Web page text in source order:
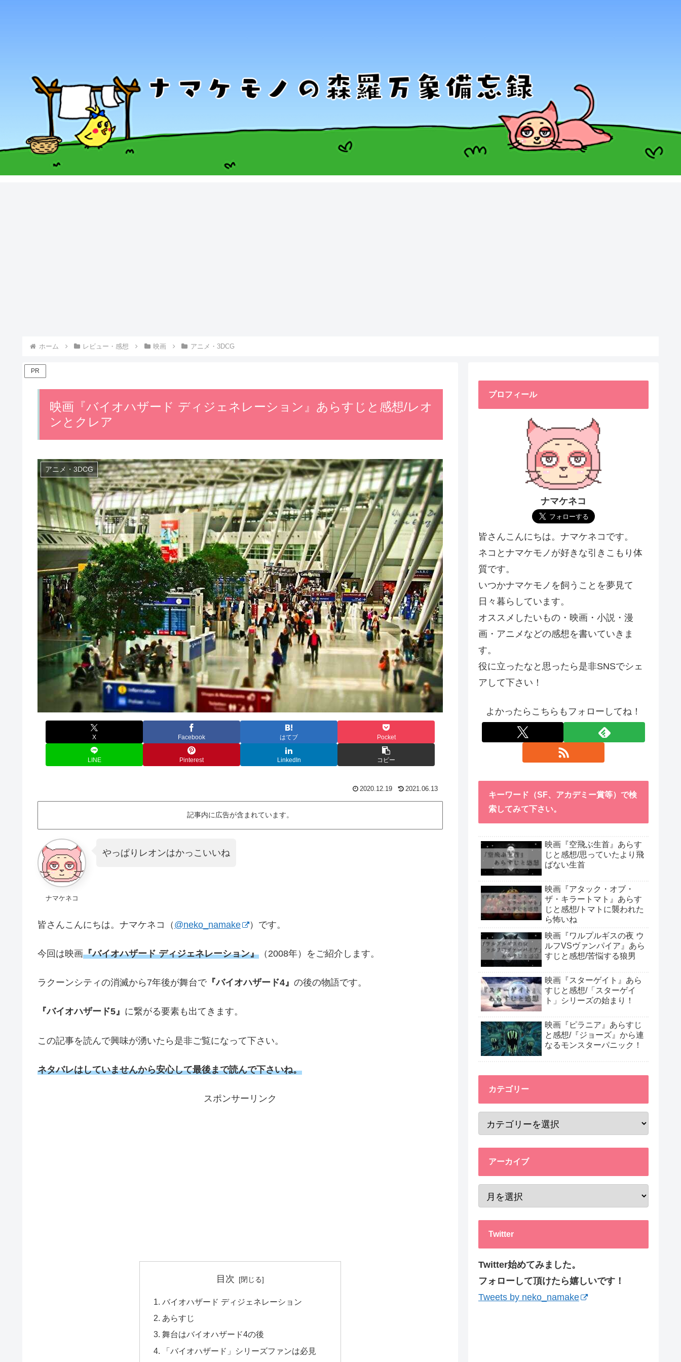
ホーム レビュー・感想 映画 アニメ・3DCG
PR
映画『バイオハザード ディジェネレーション』あらすじと感想/レオ
ンとクレア
アニメ・3DCG
X Facebook はてブ Pocket
LINE Pinterest LinkedIn コピー
2020.12.19 2021.06.13
記事内に広告が含まれています。
ナマケネコ
やっぱりレオンはかっこいいね
皆さんこんにちは。ナマケネコ（ @neko_namake ）です。
今回は映画『バイオハザード ディジェネレーション』 （2008年）をご紹介します。
ラクーンシティの消滅から7年後が舞台で『バイオハザード4』 の後の物語です。
『バイオハザード5』 に繋がる要素も出てきます。
この記事を読んで興味が湧いたら是非ご覧になって下さい。
ネタバレはしていませんから安心して最後まで読んで下さいね。
スポンサーリンク
目次
バイオハザード ディジェネレーション
あらすじ
舞台はバイオハザード4の後
「バイオハザード」シリーズファンは必見
プロフィール
ナマケネコ
皆さんこんにちは。ナマケネコです。
ネコとナマケモノが好きな引きこもり体
質です。
いつかナマケモノを飼うことを夢見て
日々暮らしています。
オススメしたいもの・映画・小説・漫
画・アニメなどの感想を書いていきま
す。
役に立ったなと思ったら是非SNSでシェ
アして下さい！
よかったらこちらもフォローしてね！
キーワード（SF、アカデミー賞等）で検
索してみて下さい。
映画『空飛ぶ生首』あらす
じと感想/思っていたより飛
ばない生首
映画『アタック・オブ・
ザ・キラートマト』あらす
じと感想/トマトに襲われた
ら怖いね
映画『ワルプルギスの夜 ウ
ルフVSヴァンパイア』あら
すじと感想/苦悩する狼男
映画『スターゲイト』あら
すじと感想/「スターゲイ
ト」シリーズの始まり！
映画『ピラニア』あらすじ
と感想/『ジョーズ』から連
なるモンスターパニック！
カテゴリー
アーカイブ
Twitter
Twitter始めてみました。
フォローして頂けたら嬉しいです！
Tweets by neko_namake